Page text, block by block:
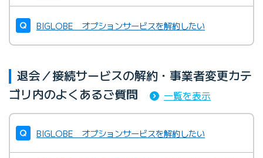
BIGLOBE オプションサービスを解約したい
退会／接続サービスの解約・事業者変更カテ
ゴリ内のよくあるご質問
一覧を表示
BIGLOBE オプションサービスを解約したい